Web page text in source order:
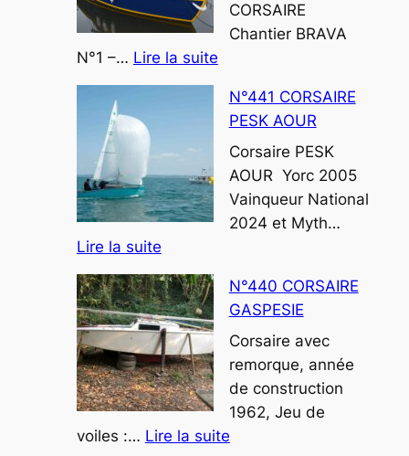
CORSAIRE
Chantier BRAVA
N°1 –… Lire la suite:
CORSAIRE
P’TIT
FLO
BRAVA
N°441 CORSAIRE
PESK AOUR
Corsaire PESK
AOUR Yorc 2005
Vainqueur National
2024 et Myth…
Lire la suite:
N°441
CORSAIRE
PESK
AOUR
N°440 CORSAIRE
GASPESIE
Corsaire avec
remorque, année
de construction
1962, Jeu de
voiles :… Lire la suite: